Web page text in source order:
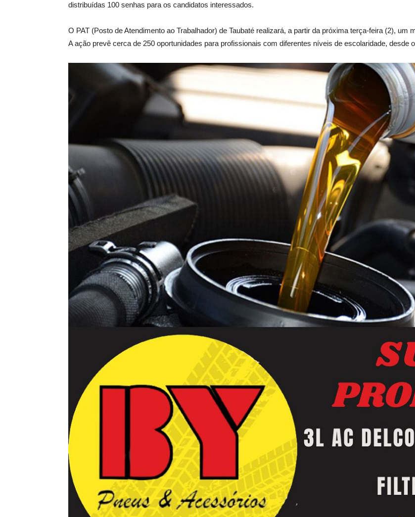
distribuídas 100 senhas para os candidatos interessados.
O PAT (Posto de Atendimento ao Trabalhador) de Taubaté realizará, a partir da próxima terça-feira (2),
A ação prevê cerca de 250 oportunidades para profissionais com diferentes níveis de escolaridade, desde